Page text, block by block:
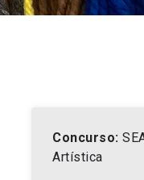
Concurso:
Artística